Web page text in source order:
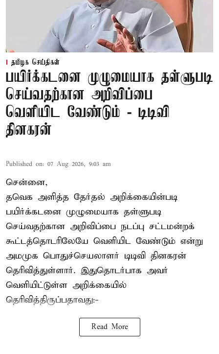
தமிழக செய்திகள்
பயிர்க்கடனை முழுமையாக தள்ளுபடி
செய்வதற்கான அறிவிப்பை
வெளியிட வேண்டும் - டிடிவி
தினகரன்
Published on: 07 Aug 2026, 9:03 am
சென்னை,
தவெக அளித்த தேர்தல் அறிக்கையின்படி
பயிர்க்கடனை முழுமையாக தள்ளுபடி
செய்வதற்கான அறிவிப்பை நடப்பு சட்டமன்றக்
கூட்டத்தொடரிலேயே வெளியிட வேண்டும் என்று
அமமுக பொதுச்செயலாளர் டிடிவி தினகரன்
தெரிவித்துள்ளார். இதுதொடர்பாக அவர்
வெளியிட்டுள்ள அறிக்கையில்
தெரிவித்திருப்பதாவது:-
Read More